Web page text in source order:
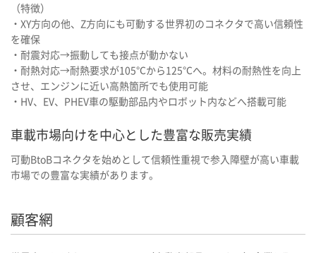
（特徴）
・XY方向の他、Z方向にも可動する世界初のコネクタで高い信頼性
を確保
・耐震対応→振動しても接点が動かない
・耐熱対応→耐熱要求が105℃から125℃へ。材料の耐熱性を向上
させ、エンジンに近い高熱箇所でも使用可能
・HV、EV、PHEV車の駆動部品内やロボット内などへ搭載可能
車載市場向けを中心とした豊富な販売実績
可動BtoBコネクタを始めとして信頼性重視で参入障壁が高い車載
市場での豊富な実績があります。
顧客網